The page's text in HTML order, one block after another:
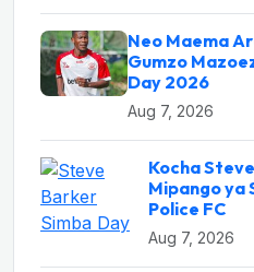
Neo Maema
Gumzo
Day 2026
Aug 7, 2026
Kocha
Mipango ya
Police FC
Aug 7, 2026